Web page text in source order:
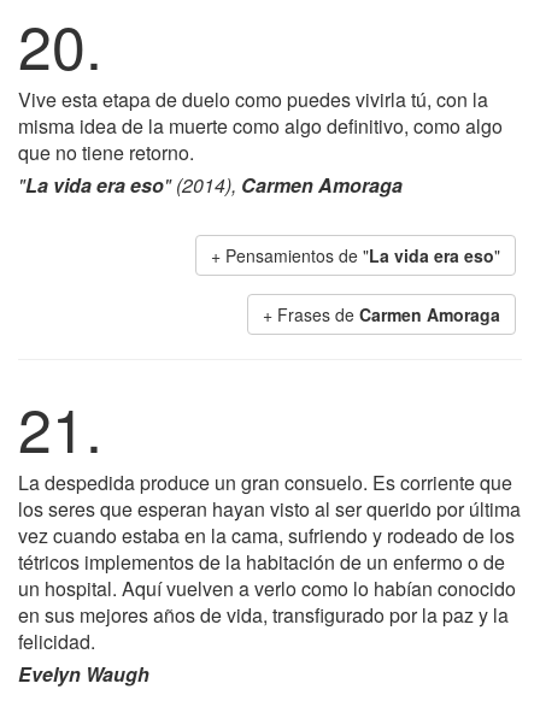
20.
Vive esta etapa de duelo como puedes vivirla tú, con la
misma idea de la muerte como algo definitivo, como algo
que no tiene retorno.
"La vida era eso" (2014), Carmen Amoraga
+ Pensamientos de "La vida era eso"
+ Frases de Carmen Amoraga
21.
La despedida produce un gran consuelo. Es corriente que
los seres que esperan hayan visto al ser querido por última
vez cuando estaba en la cama, sufriendo y rodeado de los
tétricos implementos de la habitación de un enfermo o de
un hospital. Aquí vuelven a verlo como lo habían conocido
en sus mejores años de vida, transfigurado por la paz y la
felicidad.
Evelyn Waugh